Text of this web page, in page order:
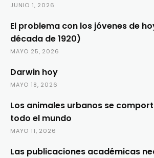
JUNIO 1, 2026
El problema con los jóvenes de
década de 1920)
MAYO 25, 2026
Darwin hoy
MAYO 18, 2026
Los animales urbanos se
todo el mundo
MAYO 11, 2026
Las publicaciones académicas